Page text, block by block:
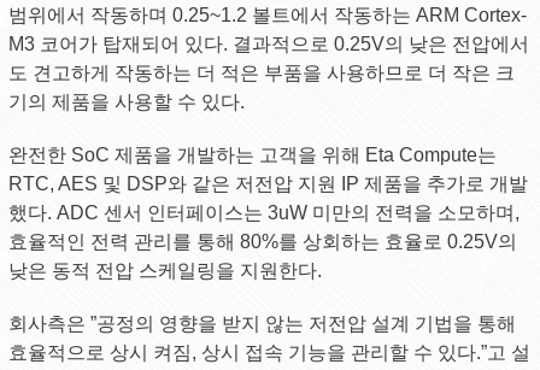
범위에서 작동하며 0.25~1.2 볼트에서 작동하는 ARM Cortex-
M3 코어가 탑재되어 있다. 결과적으로 0.25V의 낮은 전압에서
도 견고하게 작동하는 더 적은 부품을 사용하므로 더 작은 크
기의 제품을 사용할 수 있다.
완전한 SoC 제품을 개발하는 고객을 위해 Eta Compute는
RTC, AES 및 DSP와 같은 저전압 지원 IP 제품을 추가로 개발
했다. ADC 센서 인터페이스는 3uW 미만의 전력을 소모하며,
효율적인 전력 관리를 통해 80%를 상회하는 효율로 0.25V의
낮은 동적 전압 스케일링을 지원한다.
회사측은 ”공정의 영향을 받지 않는 저전압 설계 기법을 통해
효율적으로 상시 켜짐, 상시 접속 기능을 관리할 수 있다.”고 설